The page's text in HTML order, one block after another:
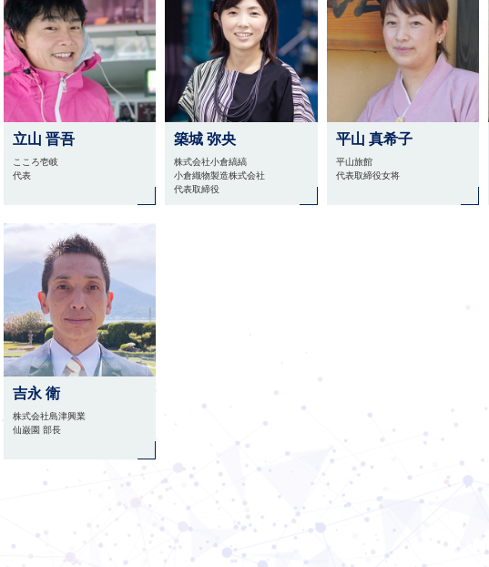
立山 晋吾
こころ壱岐
代表
築城 弥央
株式会社小倉縞縞
小倉織物製造株式会社
代表取締役
平山 真希子
平山旅館
代表取締役女将
吉永 衛
株式会社島津興業
仙巌園 部長